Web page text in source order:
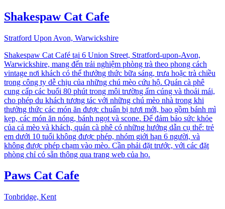
Shakespaw Cat Cafe
Stratford Upon Avon, Warwickshire
Shakespaw Cat Café tại 6 Union Street, Stratford-upon-Avon,
Warwickshire, mang đến trải nghiệm phòng trà theo phong cách
vintage nơi khách có thể thưởng thức bữa sáng, trưa hoặc trà chiều
trong công ty dễ chịu của những chú mèo cứu hộ. Quán cà phê
cung cấp các buổi 80 phút trong môi trường ấm cúng và thoải mái,
cho phép du khách tương tác với những chú mèo nhà trong khi
thưởng thức các món ăn được chuẩn bị tươi mới, bao gồm bánh mì
kẹp, các món ăn nóng, bánh ngọt và scone. Để đảm bảo sức khỏe
của cả mèo và khách, quán cà phê có những hướng dẫn cụ thể: trẻ
em dưới 10 tuổi không được phép, nhóm giới hạn 6 người, và
không được phép chạm vào mèo. Cần phải đặt trước, với các đặt
phòng chỉ có sẵn thông qua trang web của họ.
Paws Cat Cafe
Tonbridge, Kent